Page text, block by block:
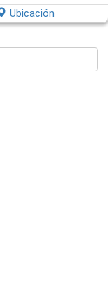
Ubicación